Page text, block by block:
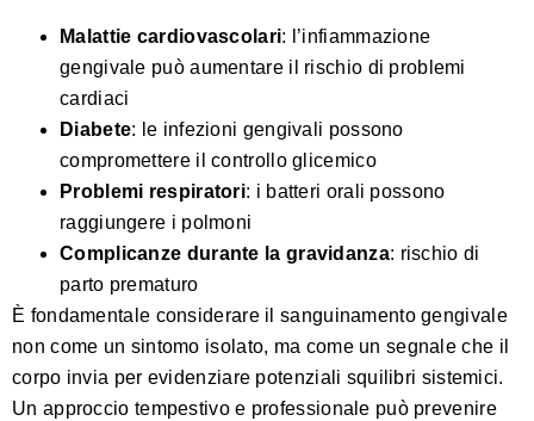
Malattie cardiovascolari: l’infiammazione
gengivale può aumentare il rischio di problemi
cardiaci
Diabete: le infezioni gengivali possono
compromettere il controllo glicemico
Problemi respiratori: i batteri orali possono
raggiungere i polmoni
Complicanze durante la gravidanza: rischio di
parto prematuro
È fondamentale considerare il sanguinamento gengivale
non come un sintomo isolato, ma come un segnale che il
corpo invia per evidenziare potenziali squilibri sistemici.
Un approccio tempestivo e professionale può prevenire